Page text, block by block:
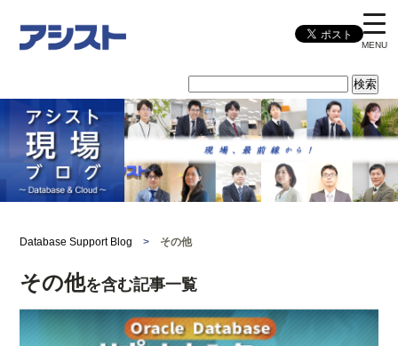
MENU
Database Support Blog > その他
その他を含む記事一覧